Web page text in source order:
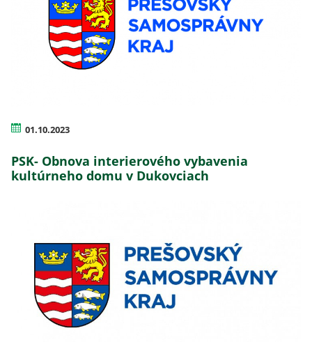
01.10.2023
PSK- Obnova interierového vybavenia
kultúrneho domu v Dukovciach